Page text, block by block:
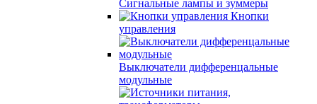
Сигнальные лампы и зуммеры
Кнопки
управления
Выключатели дифференцальные
модульные